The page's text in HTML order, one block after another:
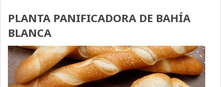
PLANTA PANIFICADORA DE BAHÍA
BLANCA